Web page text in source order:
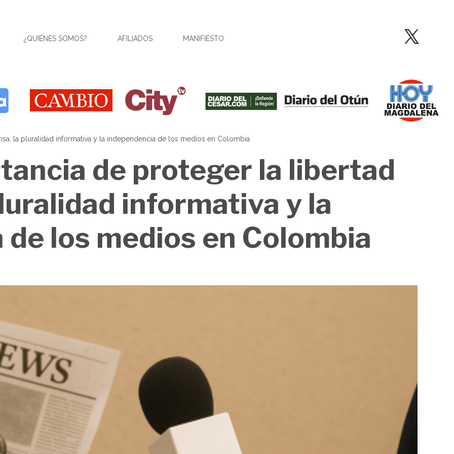
¿QUIÉNES SOMOS? AFILIADOS MANIFIESTO
la pluralidad informativa y la independencia de los medios en Colombia
de proteger la libertad
informativa y la
los medios en Colombia